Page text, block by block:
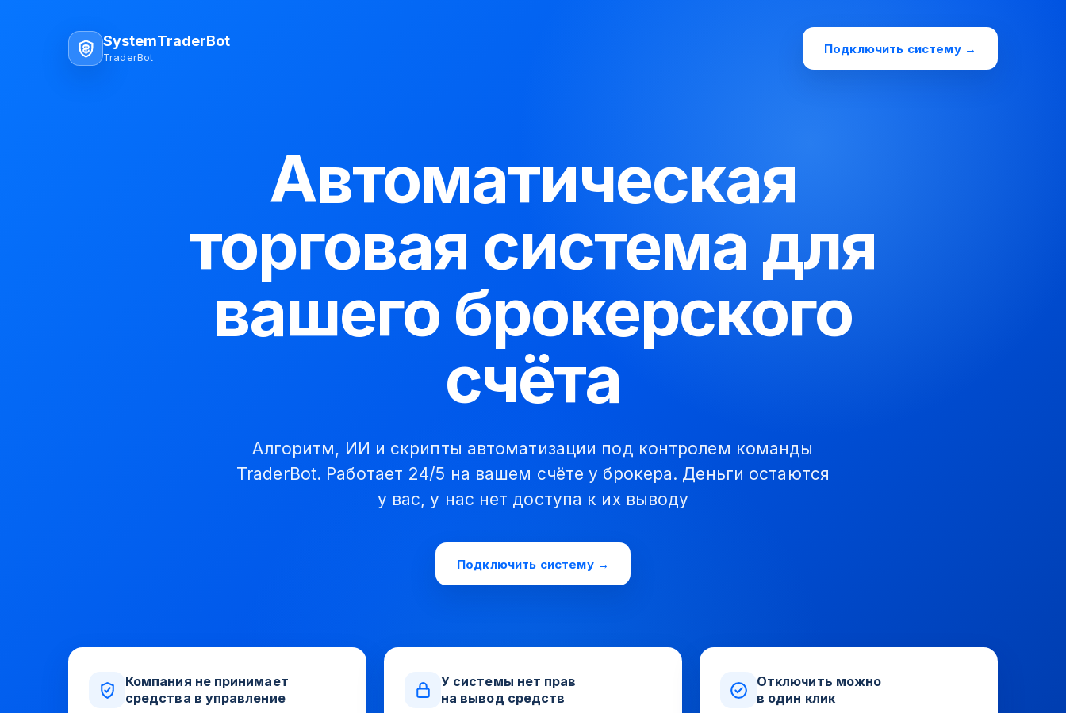
SystemTraderBot
TraderBot
Подключить систему →
Автоматическая
торговая система для
вашего брокерского
счёта
Алгоритм, ИИ и скрипты автоматизации под контролем команды
TraderBot. Работает 24/5 на вашем счёте у брокера. Деньги остаются
у вас, у нас нет доступа к их выводу
Подключить систему →
Компания не принимает
средства в управление
У системы нет прав
на вывод средств
Отключить можно
в один клик